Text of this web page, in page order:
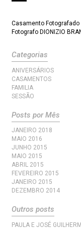
Casamento
Fotografo DIONIZIO
Categorias
ANIVERSÁRIOS
CASAMENTOS
FAMILIA
SESSÃO
Posts por Mês
JANEIRO 2018
MAIO 2016
JUNHO 2015
MAIO 2015
ABRIL 2015
FEVEREIRO 2015
JANEIRO 2015
DEZEMBRO 2014
Outros posts
PAULA E JOSÉ